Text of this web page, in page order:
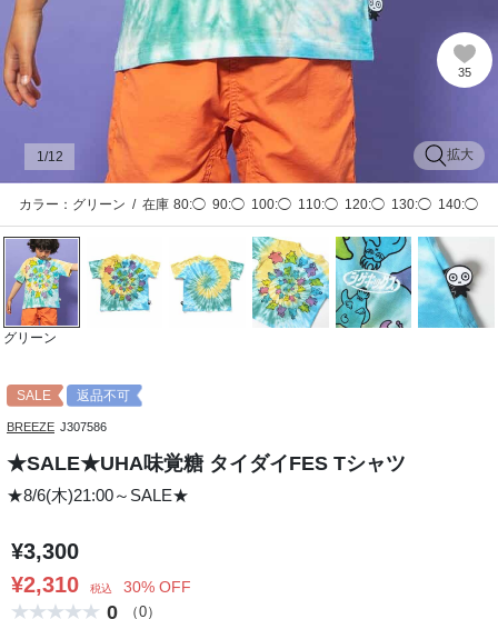
35
拡大
1 /12
カラー：グリーン / 在庫 80:◯ 90:◯ 100:◯ 110:◯ 120:◯ 130:◯ 140:◯
グリーン
SALE 返品不可
BREEZE J307586
★SALE★UHA味覚糖 タイダイFES Tシャツ
★8/6(木)21:00～SALE★
¥3,300
¥2,310
税込 30% OFF
0 （0）